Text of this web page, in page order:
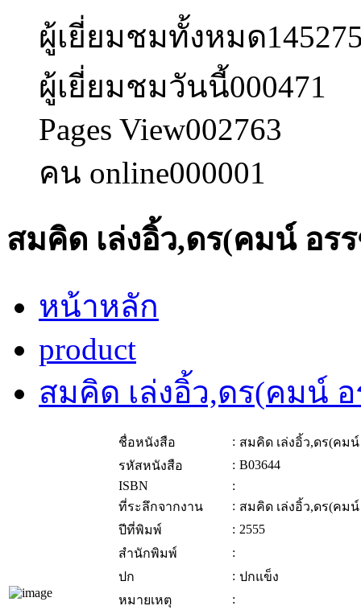
ผู้เยี่ยมชมทั้งหมด
ผู้เยี่ยมชมวันนี้000471
Pages View002763
คน online000001
สมคิด เล่งอิ้ว,ดร(คมน์ อร
หน้าหลัก
product
สมคิด เล่งอิ้ว,ดร(คมน์
ชื่อหนังสือ : สมคิด เล่งอิ้ว,ดร(คม
รหัสหนังสือ
: B03644
ISBN
:
ที่ระลึกจากงาน
: สมคิด เล่งอิ้ว,ดร(คม
ปีที่พิมพ์
: 2555
สำนักพิมพ์
:
ปก
: ปกแข็ง
หมายเหตุ
: